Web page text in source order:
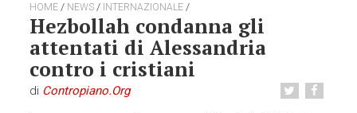
HOME / NEWS / INTERNAZIONALE /
Hezbollah condanna gli
attentati di Alessandria
contro i cristiani
di Contropiano.org